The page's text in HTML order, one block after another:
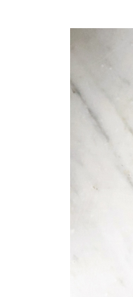
grösseres
Bild